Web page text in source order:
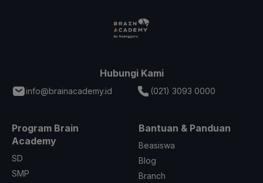
Hubungi Kami
info@brainacademy.id (021) 3093 0000
Program Brain
Academy
SD
SMP
Bantuan & Panduan
Beasiswa
Blog
Branch